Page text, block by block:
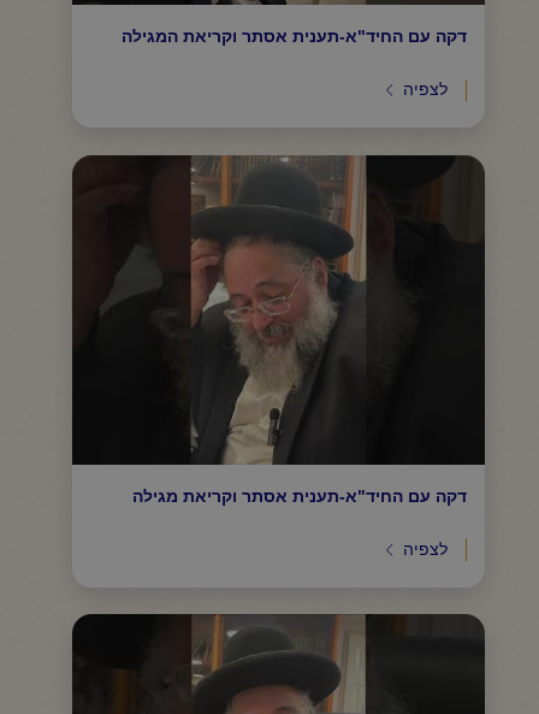
דקה עם החיד"א-תענית אסתר וקריאת המגילה
לצפיה
דקה עם החיד"א-תענית אסתר וקריאת מגילה
לצפיה